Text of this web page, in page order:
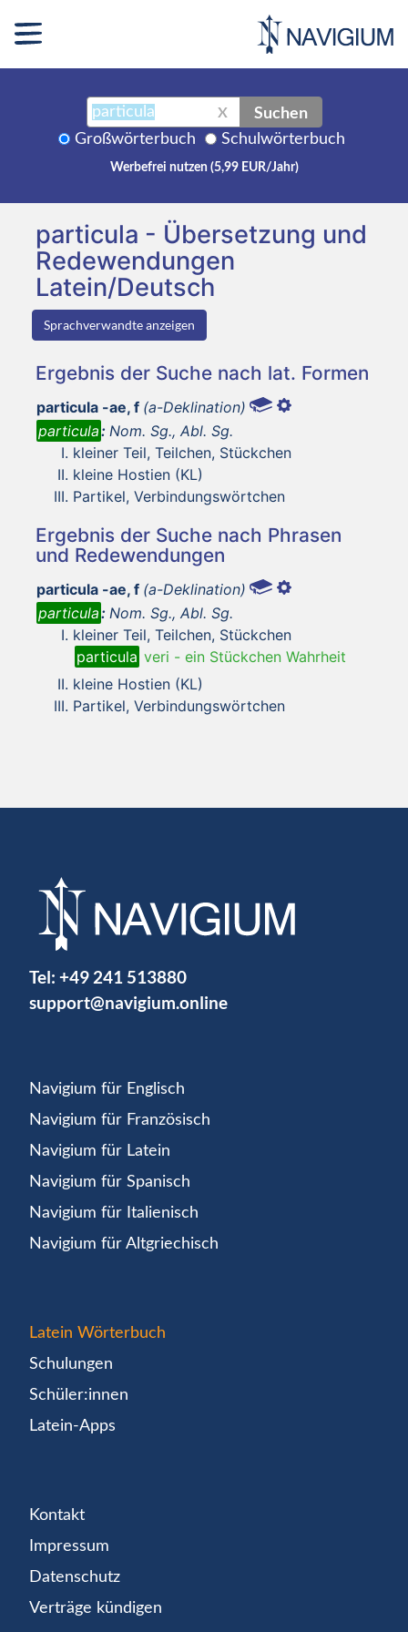
X Suchen
Großwörterbuch Schulwörterbuch
Werbefrei nutzen (5,99 EUR/Jahr)
particula - Übersetzung und
Redewendungen
Latein/Deutsch
Sprachverwandte anzeigen
Ergebnis der Suche nach lat. Formen
particula -ae, f (a-Deklination)
particula: Nom. Sg., Abl. Sg.
kleiner Teil, Teilchen, Stückchen
kleine Hostien (KL)
Partikel, Verbindungswörtchen
Ergebnis der Suche nach Phrasen
und Redewendungen
particula -ae, f (a-Deklination)
particula: Nom. Sg., Abl. Sg.
kleiner Teil, Teilchen, Stückchen
particula veri - ein Stückchen Wahrheit
kleine Hostien (KL)
Partikel, Verbindungswörtchen
Tel: +49 241 513880
support@navigium.online
Navigium für Englisch
Navigium für Französisch
Navigium für Latein
Navigium für Spanisch
Navigium für Italienisch
Navigium für Altgriechisch
Latein Wörterbuch
Schulungen
Schüler:innen
Latein-Apps
Kontakt
Impressum
Datenschutz
Verträge kündigen